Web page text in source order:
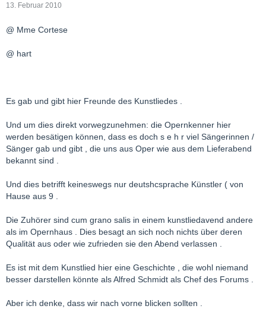
13. Februar 2010
@ Mme Cortese
@ hart
Es gab und gibt hier Freunde des Kunstliedes .
Und um dies direkt vorwegzunehmen: die Opernkenner hier
werden besätigen können, dass es doch s e h r viel Sängerinnen /
Sänger gab und gibt , die uns aus Oper wie aus dem Lieferabend
bekannt sind .
Und dies betrifft keineswegs nur deutshcsprache Künstler ( von
Hause aus 9 .
Die Zuhörer sind cum grano salis in einem kunstliedavend andere
als im Opernhaus . Dies besagt an sich noch nichts über deren
Qualität aus oder wie zufrieden sie den Abend verlassen .
Es ist mit dem Kunstlied hier eine Geschichte , die wohl niemand
besser darstellen könnte als Alfred Schmidt als Chef des Forums .
Aber ich denke, dass wir nach vorne blicken sollten .